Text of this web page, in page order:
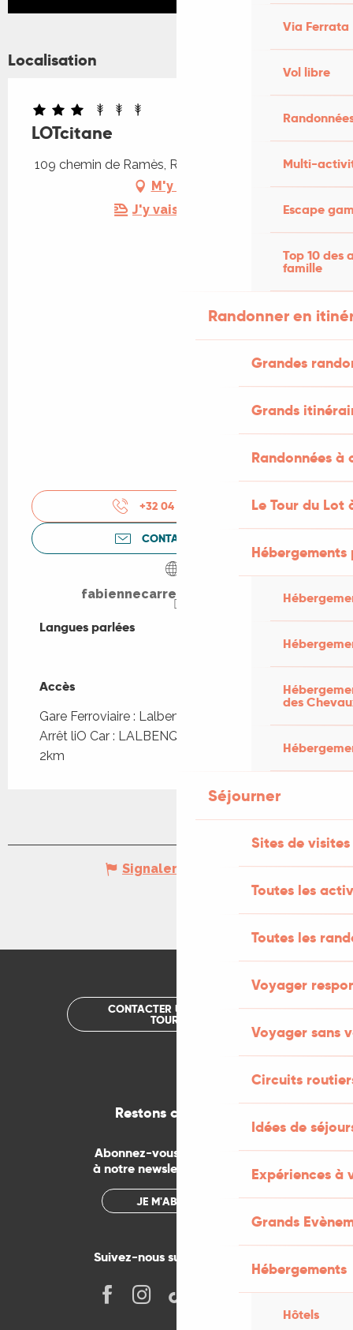
Via Ferrata
Vol libre
Multi-
Escape
Top 10 des
famille
Randonner en
Grandes
Grands
Randonnées
Le Tour du Lot
des
Séjourner
Sites de visites
Toutes les
Toutes les
Voyager
Voyager sans
Circuits
Idées de
Expériences à
Grands
Hébergements
Hôtels
Localisation
LOTcitane
109 chemin de Ramès, Ramès, 46230 Lalbenque
M'y rendre
J'y vais en train !
+32 04 94 38 57
CONTACTEZ-NOUS
fabiennecarreer.wixsite.com
Langues parlées
Langues parlées
Accès
Accès
Gare Ferroviaire : Lalbenque - Fontanes à 2km
Arrêt liO Car : LALBENQUE - ZA de Lissaure à
2km
Signaler une erreur
CONTACTER UN OFFICE DE
TOURISME
Restons connectés
Abonnez-vous gratuitement
à notre newsletter mensuelle
JE M'ABONNE
Suivez-nous sur les réseaux !